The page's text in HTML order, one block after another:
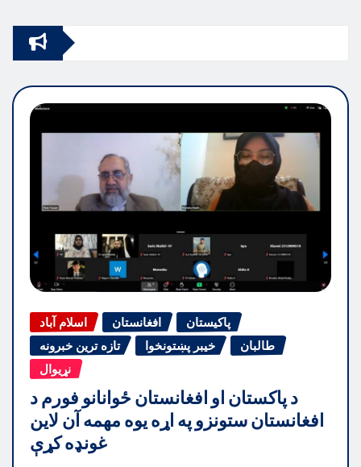
اسلام آباد افغانستان
پاکیستان
تازه ترین خبرونه
خیبر پښتونخوا
طالبان
نړیوال
د پاکستان او افغانستان ځوانانو فورم د
افغانستان ستونزو په اړه یوه مهمه آن لاین
غونډه کړې